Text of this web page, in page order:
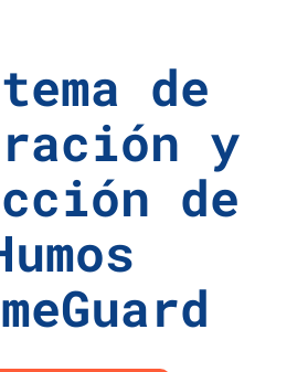
de
y
de